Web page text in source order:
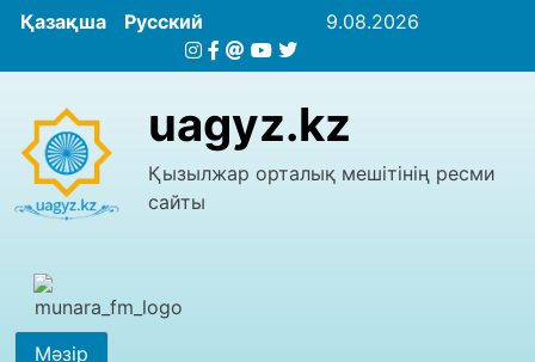
Қазақша Русский 9.08.2026
uagyz.kz
Қызылжар орталық мешітінің ресми
сайты
Мәзір